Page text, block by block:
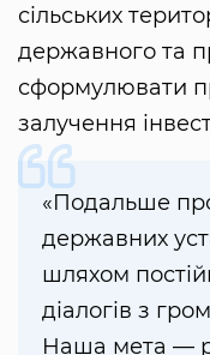
сільських
державного та
сформулювати
залучення
«Подальше
державних
шляхом
діалогів з
Наша мета —